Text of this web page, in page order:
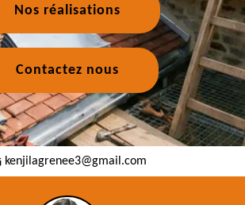
Nos réalisations
Contactez nous
kenjilagrenee3@gmail.com